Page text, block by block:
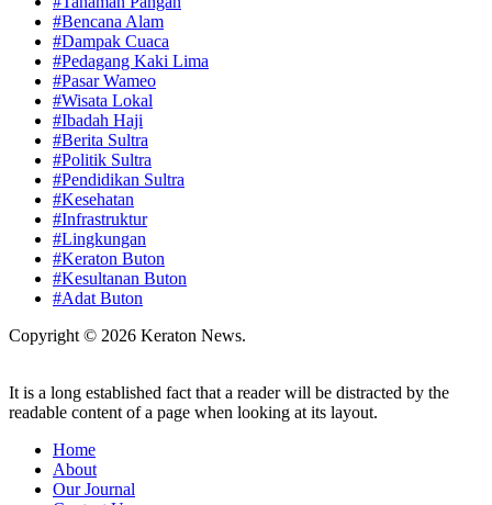
#Bencana Alam
#Dampak Cuaca
#Pedagang Kaki Lima
#Pasar Wameo
#Wisata Lokal
#Ibadah Haji
#Berita Sultra
#Politik Sultra
#Pendidikan Sultra
#Kesehatan
#Infrastruktur
#Lingkungan
#Keraton Buton
#Kesultanan Buton
#Adat Buton
Copyright © 2026 Keraton News.
It is a long established fact that a reader will be distracted by the
readable content of a page when looking at its layout.
Home
About
Our Journal